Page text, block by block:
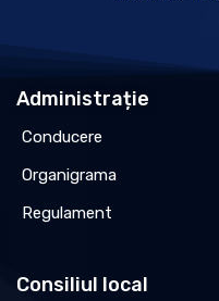
Administrație
Conducere
Organigrama
Regulament
Consiliul local